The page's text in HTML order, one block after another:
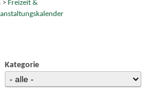
> Freizeit &
Kategorie